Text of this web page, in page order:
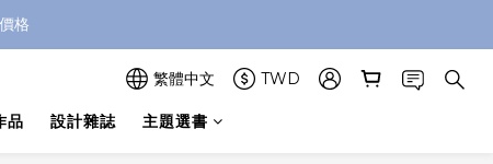
格
繁體中文 TWD
品 設計雜誌 主題選書